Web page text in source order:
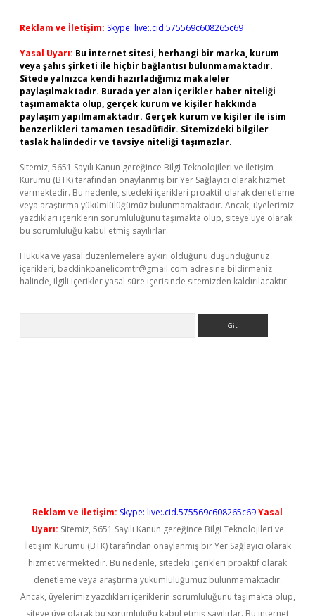
Reklam ve İletişim: Skype: live:.cid.575569c608265c69
Yasal Uyarı: Bu internet sitesi, herhangi bir marka, kurum
veya şahıs şirketi ile hiçbir bağlantısı bulunmamaktadır.
Sitede yalnızca kendi hazırladığımız makaleler
paylaşılmaktadır. Burada yer alan içerikler haber niteliği
taşımamakta olup, gerçek kurum ve kişiler hakkında
paylaşım yapılmamaktadır. Gerçek kurum ve kişiler ile isim
benzerlikleri tamamen tesadüfidir. Sitemizdeki bilgiler
taslak halindedir ve tavsiye niteliği taşımazlar.
Sitemiz, 5651 Sayılı Kanun gereğince Bilgi Teknolojileri ve İletişim
Kurumu (BTK) tarafından onaylanmış bir Yer Sağlayıcı olarak hizmet
vermektedir. Bu nedenle, sitedeki içerikleri proaktif olarak denetleme
veya araştırma yükümlülüğümüz bulunmamaktadır. Ancak, üyelerimiz
yazdıkları içeriklerin sorumluluğunu taşımakta olup, siteye üye olarak
bu sorumluluğu kabul etmiş sayılırlar.
Hukuka ve yasal düzenlemelere aykırı olduğunu düşündüğünüz
içerikleri, backlinkpanelicomtr@gmail.com adresine bildirmeniz
halinde, ilgili içerikler yasal süre içerisinde sitemizden kaldırılacaktır.
Reklam ve İletişim: Skype: live:.cid.575569c608265c69Yasal
Uyarı: Sitemiz, 5651 Sayılı Kanun gereğince Bilgi Teknolojileri ve
İletişim Kurumu (BTK) tarafından onaylanmış bir Yer Sağlayıcı olarak
hizmet vermektedir. Bu nedenle, sitedeki içerikleri proaktif olarak
denetleme veya araştırma yükümlülüğümüz bulunmamaktadır.
Ancak, üyelerimiz yazdıkları içeriklerin sorumluluğunu taşımakta olup,
siteye üye olarak bu sorumluluğu kabul etmiş sayılırlar. Bu internet